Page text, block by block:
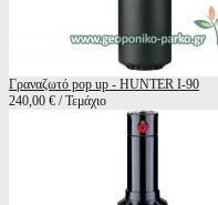
Γραναζωτό pop up - HUNTER I-90
240,00 € / Τεμάχιο